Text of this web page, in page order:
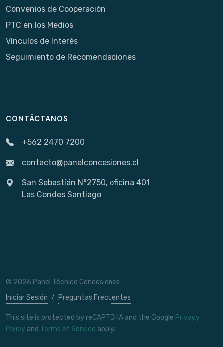
Convenios de Cooperación
PTC en los Medios
Vínculos de Interés
Seguimiento de Recomendaciones
CONTÁCTANOS
+562 2470 7200
contacto@panelconcesiones.cl
San Sebastíán N°2750, oficina 401
Las Condes Santiago
© 2026 Panel Técnico Concesiones
Iniciar Sesión / Preguntas Frecuentes
This site is protected by reCAPTCHA and the Google Privacy
Policy and Terms of Service apply.